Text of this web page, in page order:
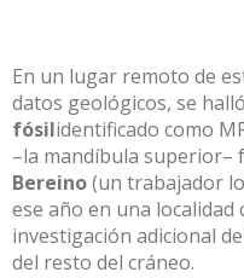
En un lugar remoto de
datos geológicos, se
fósilidentificado como
–la mandíbula superior–
Bereino(un trabajador
ese año en una localidad
investigación adicional
del resto del cráneo.